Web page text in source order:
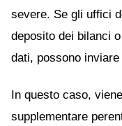
severe. Se gli uffici
deposito dei bilanci
dati, possono inviare
In questo caso,
supplementare